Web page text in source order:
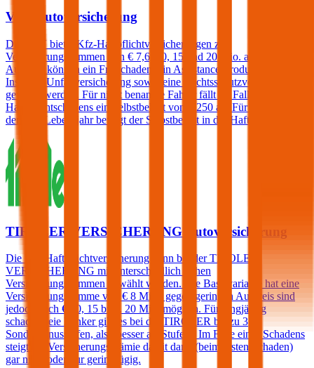
VAV Autoversicherung
Die VAV bietet Kfz-Haftpflichtversicherungen zu
Versicherungssummen von € 7,6, 10, 15 und 20 Mio. an. Gegen
Aufpreis können ein Freischaden, ein Assistance-Produkt, eine
Insassen-Unfallversicherung sowie eine Rechtsschutzversicherung
gewählt werden. Für nicht benannte Fahrer fällt im Falle eines
Haftpflichtschadens ein Selbstbehalt von € 250 an. Für Fahrer unter
dem 23. Lebensjahr beträgt der Selbstbehalt in der Haftpflicht 400€.
TIROLER VERSICHERUNG Autoversicherung
Die Kfz-Haftpflichtversicherung kann bei der TIROLER
VERSICHERUNG mit unterschiedlich hohen
Versicherungssummen gewählt werden. Die Basisvariante hat eine
Versicherungssumme von € 8 Mio., gegen geringen Aufpreis sind
jedoch auch € 10, 15 bzw. 20 Mio. möglich. Für langjährig
schadenfreie Lenker gibt es bei der TIROLER bis zu 3
Sonderbonusstufen, also besser als Stufe 0. Im Falle eines Schadens
steigt die Versicherungsprämie damit dann (beim ersten Schaden)
gar nicht oder nur geringfügig.